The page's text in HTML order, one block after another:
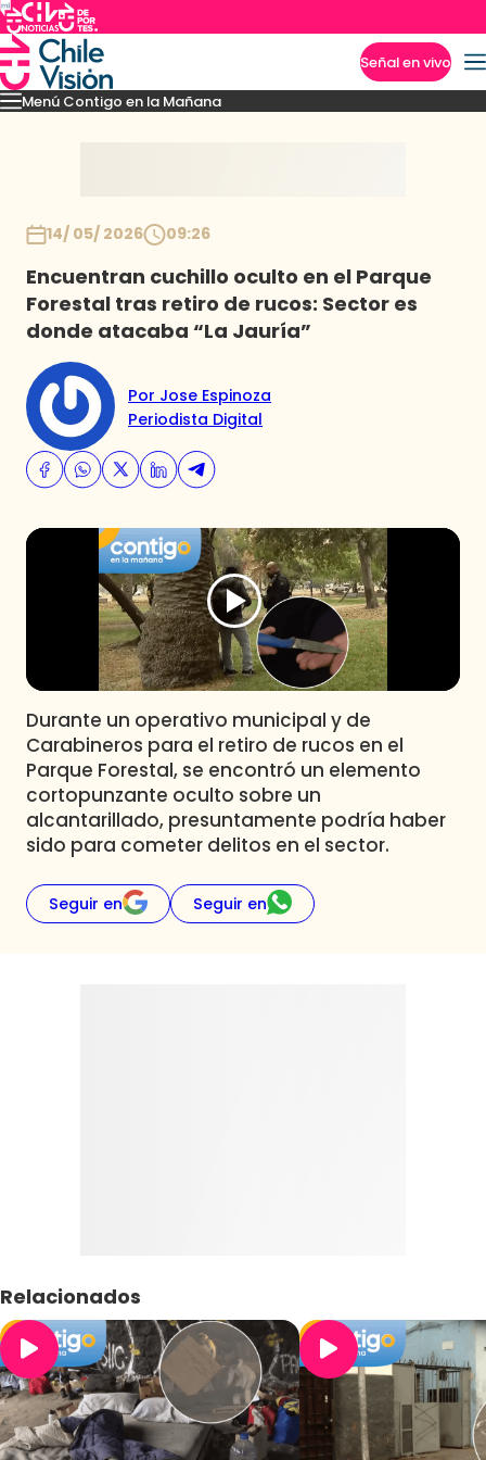
Señal en vivo
Menú Contigo en la Mañana
MomentosReportajesDenunciasPolicialPolíticaEspectáculo
14/ 05/ 2026 09:26
Encuentran cuchillo oculto en el Parque
Forestal tras retiro de rucos: Sector es
donde atacaba “La Jauría”
Por Jose Espinoza
Periodista Digital
Durante un operativo municipal y de
Carabineros para el retiro de rucos en el
Parque Forestal, se encontró un elemento
cortopunzante oculto sobre un
alcantarillado, presuntamente podría haber
sido para cometer delitos en el sector.
Seguir en Seguir en
Relacionados
Imperdibles
Club De La Comedia
Contigo en Directo
Plan Perfecto
El Tiempo
Sabingo
Todos Los Programas